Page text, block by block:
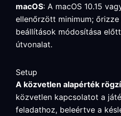
macOS: A macOS 10.15
ellenőrzött minimum;
beállítások módosítása
útvonalat.
Setup
A közvetlen alapérték
közvetlen kapcsolatot a
feladathoz, beleértve a